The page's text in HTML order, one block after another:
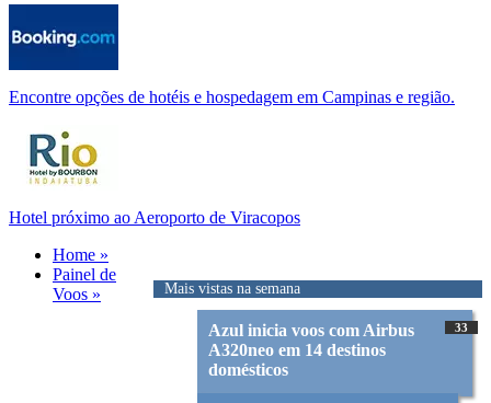
Encontre opções de hotéis e hospedagem em Campinas e região.
Hotel próximo ao Aeroporto de Viracopos
Mais vistas na semana
Azul inicia voos com Airbus
A320neo em 14 destinos
domésticos
33
Home »
Painel de
Voos »